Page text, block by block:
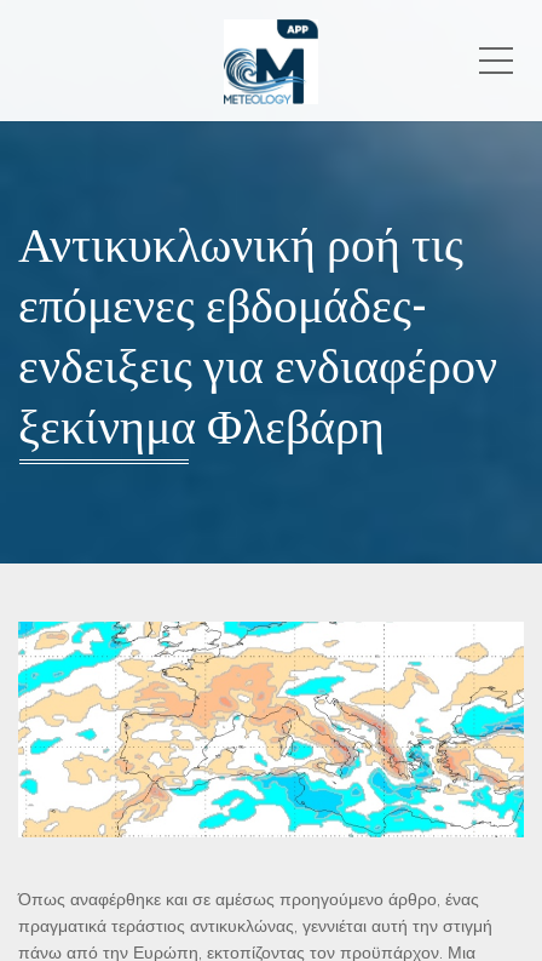
Αντικυκλωνική ροή τις
επόμενες εβδομάδες-
ενδειξεις για ενδιαφέρον
ξεκίνημα Φλεβάρη
Όπως αναφέρθηκε και σε αμέσως προηγούμενο άρθρο, ένας
πραγματικά τεράστιος αντικυκλώνας, γεννιέται αυτή την στιγμή
πάνω από την Ευρώπη, εκτοπίζοντας τον προϋπάρχον. Μια